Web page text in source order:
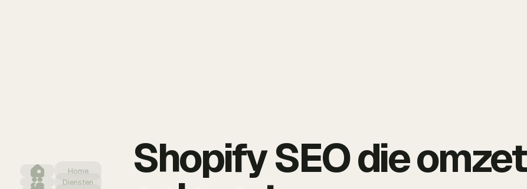
Home
Diensten
Shopify SEO die omzet